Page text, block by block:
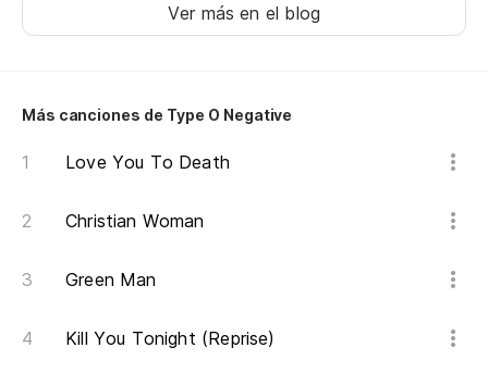
Ver más en el blog
Más canciones de Type O Negative
Love You To Death
Christian Woman
Green Man
Kill You Tonight (Reprise)